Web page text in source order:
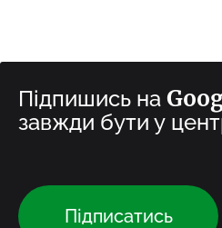
Підпишись на
завжди бути у
Підписатись